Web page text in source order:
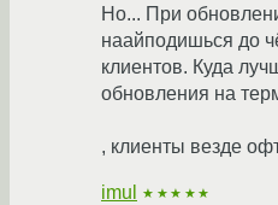
Но... При
наайподишься до
клиентов. Куда
обновления на
, клиенты везде
imul ★★★★★